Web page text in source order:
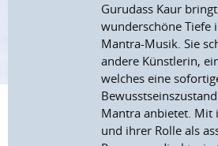
Gurudass Kaur
wunderschöne Tiefe
Mantra-Musik. Sie
andere Künstlerin,
welches eine
Mantra anbietet. Mit
und ihrer Rolle als